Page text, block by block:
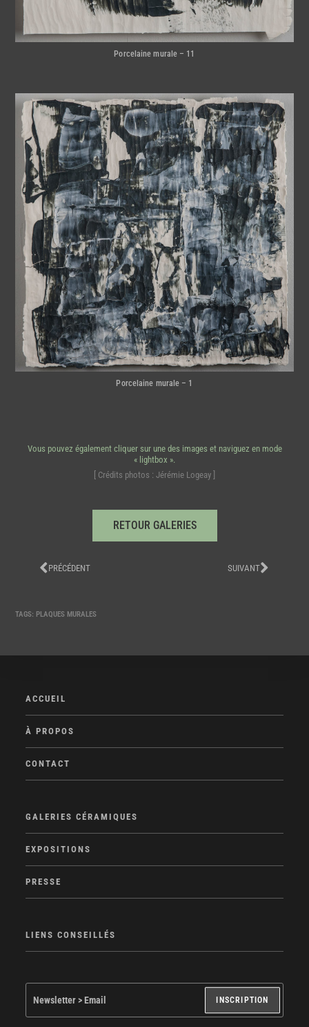
Porcelaine murale – 11
Porcelaine murale – 1
Vous pouvez également cliquer sur une des images et naviguez en mode
« lightbox ».
[ Crédits photos : Jérémie Logeay ]
RETOUR GALERIES
PRÉCÉDENT SUIVANT
TAGS: PLAQUES MURALES
ACCUEIL
À PROPOS
CONTACT
GALERIES CÉRAMIQUES
EXPOSITIONS
PRESSE
LIENS CONSEILLÉS
INSCRIPTION